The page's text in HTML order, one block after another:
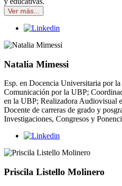
Ver más...
Natalia Mimessi
Esp. en Docencia Universitaria por
Comunicación por la UBP;
en la UBP; Realizadora Audiovisual
Docente de carreras de grado y
Investigaciones, Congresos y
Priscila Listello Molinero